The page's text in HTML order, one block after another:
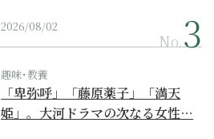
2026/08/02
No.
趣味･教養
「卑弥呼」「藤原薬子」「満天
姫」。大河ドラマの次なる女性…